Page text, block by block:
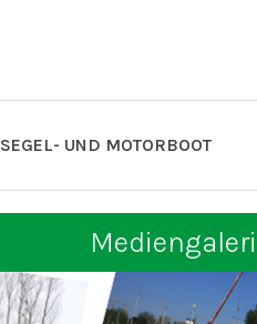
SEGEL- UND MOTORBOOT